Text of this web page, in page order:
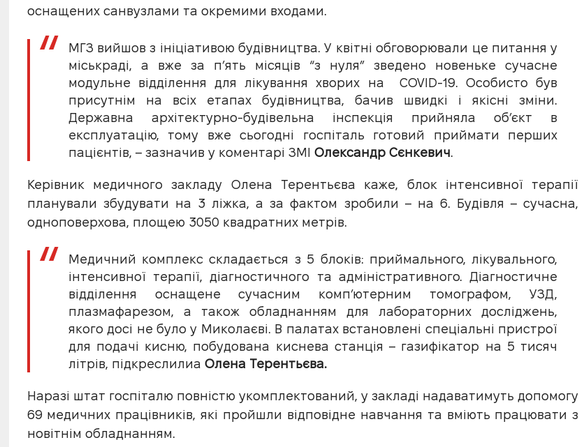
оснащених санвузлами та окремими входами.
МГЗ вийшов з ініціативою будівництва. У квітні обговорювали це питання у
міськраді, а вже за п’ять місяців “з нуля” зведено новеньке сучасне
модульне відділення для лікування хворих на COVID-19. Особисто був
присутнім на всіх етапах будівництва, бачив швидкі і якісні зміни.
Державна архітектурно-будівельна інспекція прийняла об’єкт в
експлуатацію, тому вже сьогодні госпіталь готовий приймати перших
пацієнтів, – зазначив у коментарі ЗМІ Олександр Сєнкевич.
Керівник медичного закладу Олена Терентьєва каже, блок інтенсивної терапії
планували збудувати на 3 ліжка, а за фактом зробили – на 6. Будiвля – сучасна,
одноповерхова, площею 3050 квадратних метрiв.
Медичний комплекс складається з 5 блоків: приймального, лікувального,
інтенсивної терапії, діагностичного та адміністративного. Діагностичне
відділення оснащене сучасним комп’ютерним томографом, УЗД,
плазмафарезом, а також обладнанням для лабораторних досліджень,
якого досі не було у Миколаєві. В палатах встановлені спеціальні пристрої
для подачі кисню, побудована киснева станція – газифікатор на 5 тисяч
літрів, підкреслилиа Олена Терентьєва.
Наразі штат госпіталю повністю укомплектований, у закладі надаватимуть допомогу
69 медичних працівників, які пройшли відповідне навчання та вміють працювати з
новітнім обладнанням.